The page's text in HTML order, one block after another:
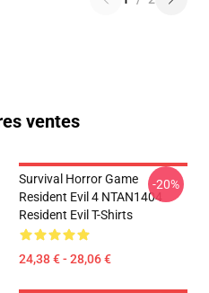
ventes
Survival Horror Game
Resident Evil 4 NTAN1404
Resident Evil T-Shirts
24,38 € - 28,06 €
-20%